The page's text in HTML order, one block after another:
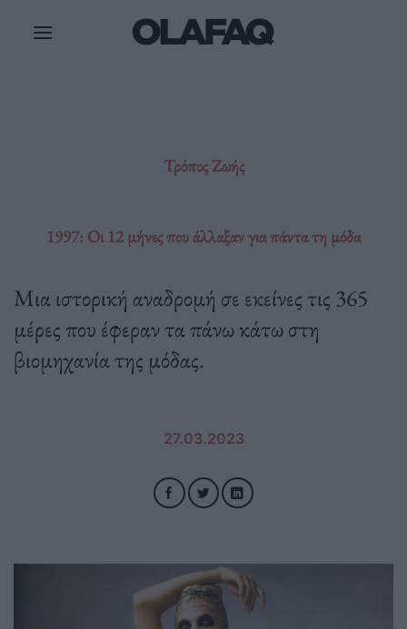
Τρόπος Ζωής
1997: Οι 12 μήνες που άλλαξαν για πάντα τη μόδα
Μια ιστορική αναδρομή σε εκείνες τις 365
μέρες που έφεραν τα πάνω κάτω στη
βιομηχανία της μόδας.
27.03.2023